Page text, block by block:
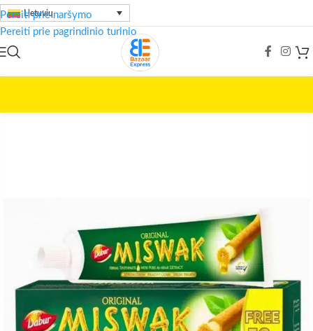
Pereiti prie naršymo
Pereiti prie pagrindinio turinio
Lietuvių